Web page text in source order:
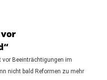
Beeinträchtigungen im
nicht bald Reformen zu mehr